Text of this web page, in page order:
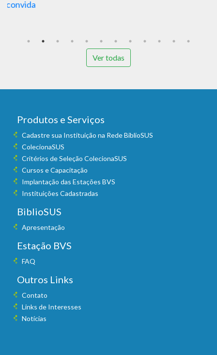
Ver todas
Produtos e Serviços
Cadastre sua Instituição na Rede BiblioSUS
ColecionaSUS
Critérios de Seleção ColecionaSUS
Cursos e Capacitação
Implantação das Estações BVS
Instituições Cadastradas
BiblioSUS
Apresentação
Estação BVS
FAQ
Outros Links
Contato
Links de Interesses
Notícias